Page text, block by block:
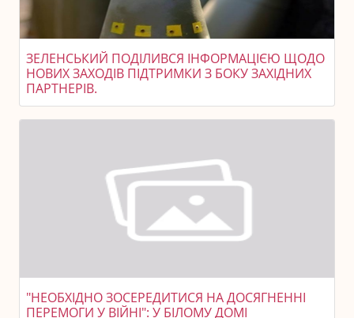
ЗЕЛЕНСЬКИЙ ПОДІЛИВСЯ ІНФОРМАЦІЄЮ ЩОДО
НОВИХ ЗАХОДІВ ПІДТРИМКИ З БОКУ ЗАХІДНИХ
ПАРТНЕРІВ.
"НЕОБХІДНО ЗОСЕРЕДИТИСЯ НА ДОСЯГНЕННІ
ПЕРЕМОГИ У ВІЙНІ": У БІЛОМУ ДОМІ